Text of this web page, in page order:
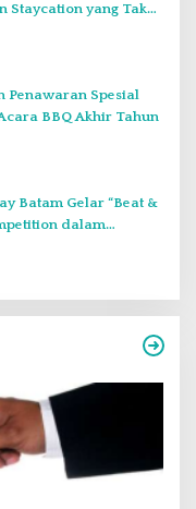
Staycation yang Tak
2025
Penawaran Spesial
BBQ Akhir Tahun
Batam Gelar “Beat &
dalam
2